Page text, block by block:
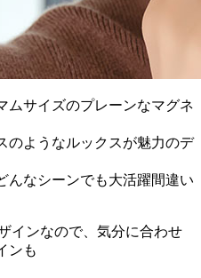
ムサイズのプレーンなマグネ
のようなルックスが魅力のデ
んなシーンでも大活躍間違い
インなので、気分に合わせ
ンも